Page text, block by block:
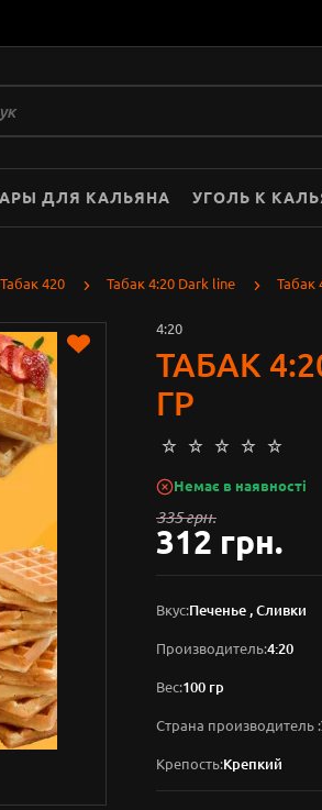
ДЛЯ КАЛЬЯНА УГОЛЬ К
Табак 420 Табак 4:20 Dark line Табак
4:20
ТАБАК
ГР
Немає в наявності
335 грн.
312 грн.
Вкус:Печенье , Сливки
Производитель:4:20
Вес:100 гр
Страна производитель :
Крепость:Крепкий